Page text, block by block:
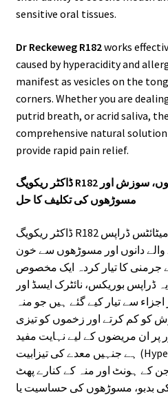
sensitive oral tissues.
Dr Reckeweg R182works
caused by hyperacidity and
manifest as vesicles on the
corners. Whether you are
putrid breath, or acrid saliva,
comprehensive natural
provide rapid pain relief.
ڈاکٹر ریکویگ R182 ڈراپس – منہ کے چھالوں، سوزش اور
مسوڑھوں کی تکلیف کا حل
ڈاکٹر ریکویگ R182 اسٹومیٹائٹس ڈراپس (Dr Reckeweg R182)
والے دانوں اور مسوڑھوں سے خون
جرمنی کا تیار کردہ ایک مخصوص
ڈراپس بوریکس، نائٹرک ایسڈ اور
اجزاء سے تیار کیے گئے ہیں جو منہ
کو کم کرتے اور زخموں کو تیزی
ان مریضوں کے لیے نہایت مفید
ہے جنہیں معدے کی تیزابیت (Hyperacidity) کی وجہ سے بار بار
جن کے ہونٹ اور منہ کے کنارے پھٹ
بدبو، مسوڑھوں کی حساسیت یا